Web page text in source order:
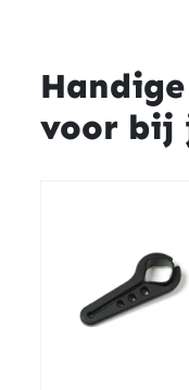
voor bij